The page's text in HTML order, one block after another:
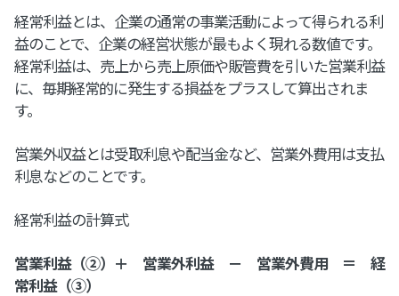
経常利益とは、企業の通常の事業活動によって得られる利
益のことで、企業の経営状態が最もよく現れる数値です。
経常利益は、売上から売上原価や販管費を引いた営業利益
に、毎期経常的に発生する損益をプラスして算出されま
す。
営業外収益とは受取利息や配当金など、営業外費用は支払
利息などのことです。
経常利益の計算式
営業利益（②）＋ 営業外利益 － 営業外費用 ＝ 経
常利益（③）